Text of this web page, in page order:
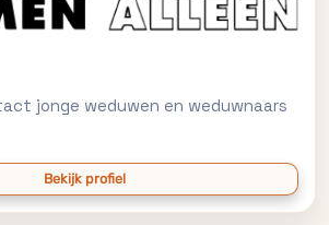
jonge weduwen en weduwnaars
Bekijk profiel